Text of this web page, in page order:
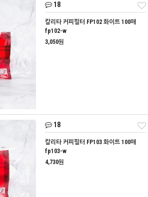
18
칼리타 커피필터 FP102 화이트 100매
fp102-w
3,050원
18
칼리타 커피필터 FP103 화이트 100매
fp103-w
4,730원